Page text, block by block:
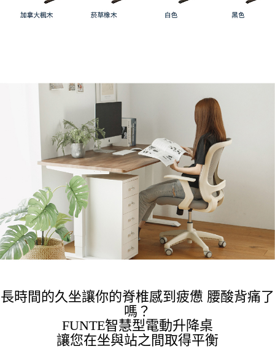
長時間的久坐讓你的脊椎感到疲憊 腰酸背痛了
嗎？
FUNTE智慧型電動升降桌
讓您在坐與站之間取得平衡